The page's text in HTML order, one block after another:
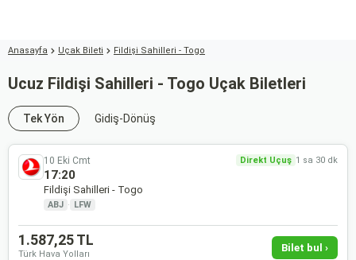
Anasayfa Uçak Bileti Fildişi Sahilleri - Togo
Ucuz Fildişi Sahilleri - Togo Uçak Biletleri
Tek Yön Gidiş-Dönüş
10 Eki Cmt Direkt Uçuş 1 sa 30 dk
17:20
Fildişi Sahilleri - Togo
ABJ · LFW
1.587,25 TL
Türk Hava Yolları
Bilet bul ›